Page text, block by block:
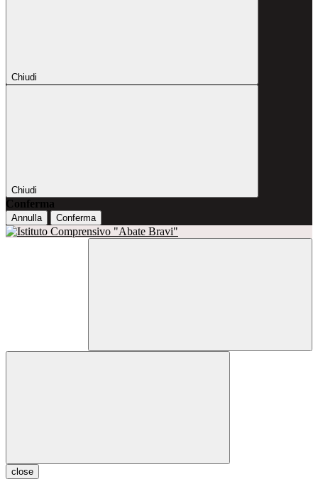
Chiudi
Chiudi
Conferma
Annulla Conferma
close